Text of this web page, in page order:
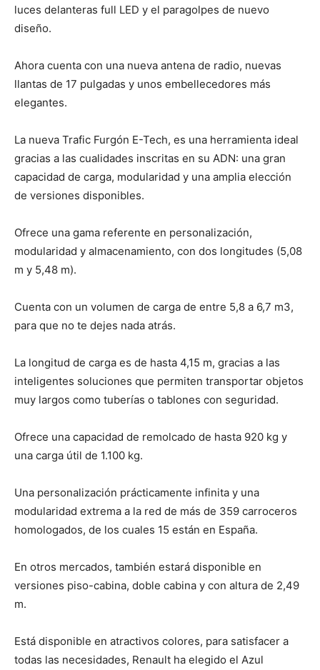
luces delanteras full LED y el paragolpes de nuevo
diseño.
Ahora cuenta con una nueva antena de radio, nuevas
llantas de 17 pulgadas y unos embellecedores más
elegantes.
La nueva Trafic Furgón E-Tech, es una herramienta ideal
gracias a las cualidades inscritas en su ADN: una gran
capacidad de carga, modularidad y una amplia elección
de versiones disponibles.
Ofrece una gama referente en personalización,
modularidad y almacenamiento, con dos longitudes (5,08
m y 5,48 m).
Cuenta con un volumen de carga de entre 5,8 a 6,7 m3,
para que no te dejes nada atrás.
La longitud de carga es de hasta 4,15 m, gracias a las
inteligentes soluciones que permiten transportar objetos
muy largos como tuberías o tablones con seguridad.
Ofrece una capacidad de remolcado de hasta 920 kg y
una carga útil de 1.100 kg.
Una personalización prácticamente infinita y una
modularidad extrema a la red de más de 359 carroceros
homologados, de los cuales 15 están en España.
En otros mercados, también estará disponible en
versiones piso-cabina, doble cabina y con altura de 2,49
m.
Está disponible en atractivos colores, para satisfacer a
todas las necesidades, Renault ha elegido el Azul